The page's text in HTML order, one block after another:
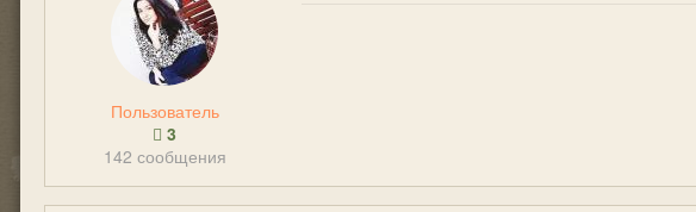
Пользователь
3
142 сообщения